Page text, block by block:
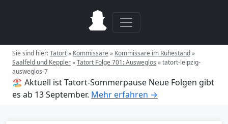
Sie sind hier:Tatort» Kommissare» Kommissare im Ruhestand»
Saalfeld und Keppler»Tatort Folge 701: Ausweglos »tatort-leipzig-
ausweglos-7
🏖️ Aktuell ist Tatort-Sommerpause Neue Folgen gibt
es ab 13 September. Mehr erfahren →